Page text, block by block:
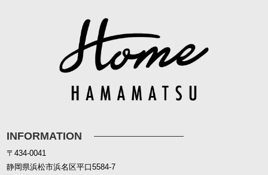
INFORMATION
〒434-0041
静岡県浜松市浜名区平口5584-7